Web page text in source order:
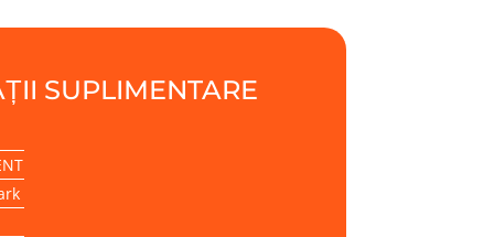
SUPLIMENTARE